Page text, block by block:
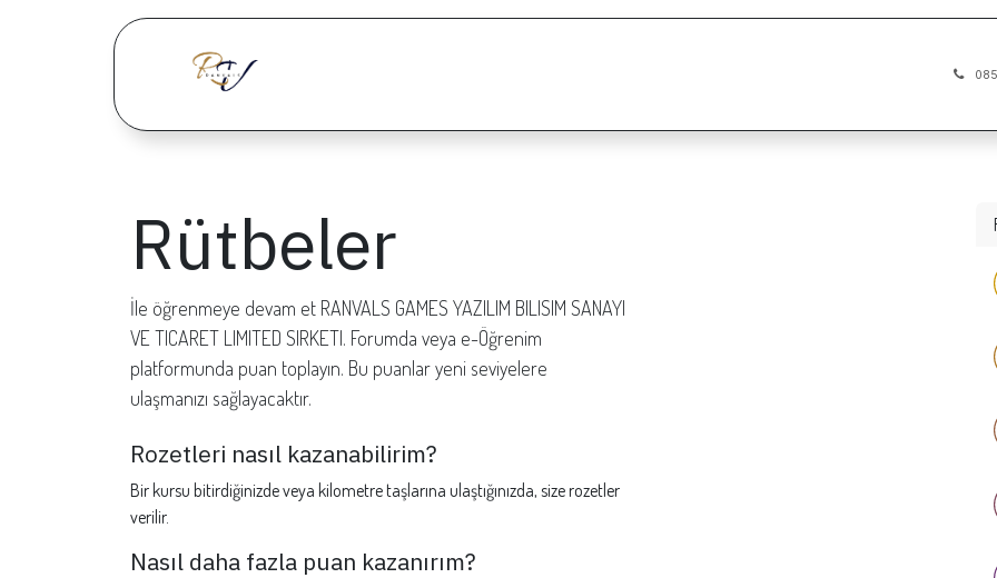
Odoo Eğitim
Rütbeler
İle öğrenmeye devam et RANVALS GAMES YAZILIM BILISIM SANAYI
VE TICARET LIMITED SIRKETI. Forumda veya e-Öğrenim
platformunda puan toplayın. Bu puanlar yeni seviyelere
ulaşmanızı sağlayacaktır.
Rozetleri nasıl kazanabilirim?
Bir kursu bitirdiğinizde veya kilometre taşlarına ulaştığınızda, size rozetler
verilir.
Nasıl daha fazla puan kazanırım?